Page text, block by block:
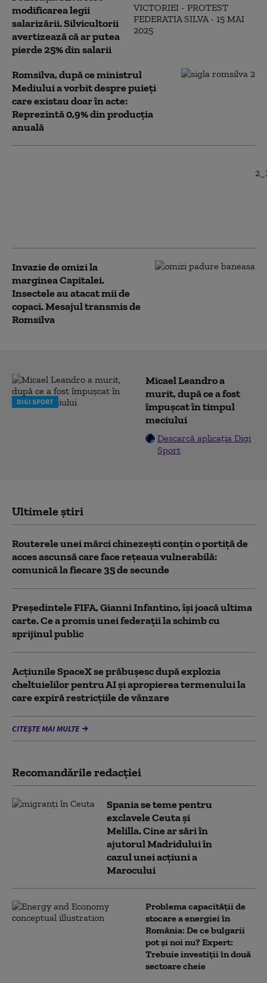
modificarea legii
salarizării. Silvicultorii
avertizează că ar putea
pierde 25% din salarii
Romsilva, după ce ministrul
Mediului a vorbit despre puieți
care existau doar în acte:
Reprezintă 0,9% din producția
anuală
Invazie de omizi la
marginea Capitalei.
Insectele au atacat mii de
copaci. Mesajul transmis de
Romsilva
DIGI SPORT
Micael Leandro a
murit, după ce a fost
împușcat în timpul
meciului
Descarcă aplicația Digi
Sport
Ultimele știri
Routerele unei mărci chinezești conțin o portiță de
acces ascunsă care face rețeaua vulnerabilă:
comunică la fiecare 35 de secunde
Președintele FIFA, Gianni Infantino, îşi joacă ultima
carte. Ce a promis unei federații la schimb cu
sprijinul public
Acţiunile SpaceX se prăbuşesc după explozia
cheltuielilor pentru AI şi apropierea termenului la
care expiră restricţiile de vânzare
CITEȘTE MAI MULTE
Recomandările redacţiei
Spania se teme pentru
exclavele Ceuta și
Melilla. Cine ar sări în
ajutorul Madridului în
cazul unei acțiuni a
Marocului
Problema capacității de
stocare a energiei în
România: De ce bulgarii
pot și noi nu? Expert:
Trebuie investiții în două
sectoare cheie